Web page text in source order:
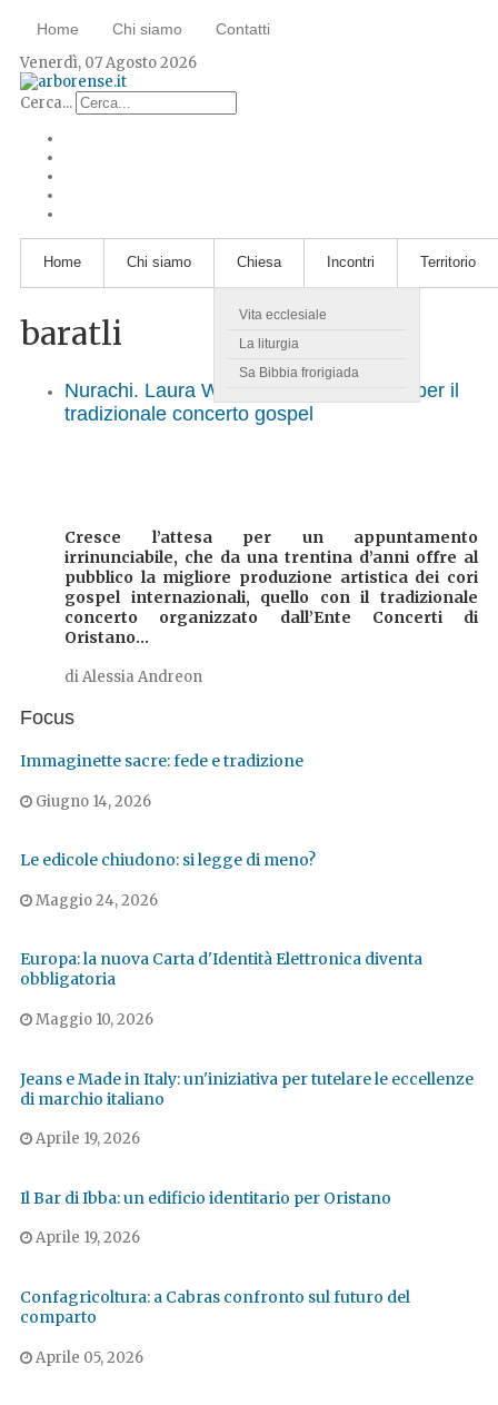
Home Chi siamo Contatti
Venerdì, 07 Agosto 2026
Cerca...
Home Chi siamo Chiesa
Vita ecclesiale
La liturgia
Sa Bibbia frorigiada
Incontri Territorio
baratli
Nurachi. Laura Wilson & Nù Movement per il
tradizionale concerto gospel
Cresce l’attesa per un appuntamento
irrinunciabile, che da una trentina d’anni offre al
pubblico la migliore produzione artistica dei cori
gospel internazionali, quello con il tradizionale
concerto organizzato dall’Ente Concerti di
Oristano...
di Alessia Andreon
Focus
Immaginette sacre: fede e tradizione
Giugno 14, 2026
Le edicole chiudono: si legge di meno?
Maggio 24, 2026
Europa: la nuova Carta d'Identità Elettronica diventa
obbligatoria
Maggio 10, 2026
Jeans e Made in Italy: un'iniziativa per tutelare le eccellenze
di marchio italiano
Aprile 19, 2026
Il Bar di Ibba: un edificio identitario per Oristano
Aprile 19, 2026
Confagricoltura: a Cabras confronto sul futuro del
comparto
Aprile 05, 2026